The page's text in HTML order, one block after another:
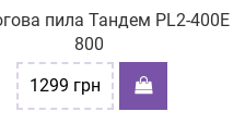
пила Тандем PL2-400E
800
1299 грн